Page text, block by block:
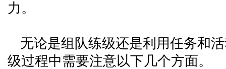
力。
无论是组队练级还是利用任务和
级过程中需要注意以下几个方面。